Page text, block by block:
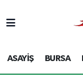
ASAYİŞ BURSA
Bursa